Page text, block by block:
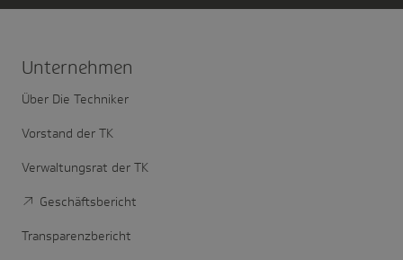
Unter­nehmen
Über Die Techniker
Vorstand der TK
Verwaltungsrat der TK
Geschäftsbericht
Transparenzbericht